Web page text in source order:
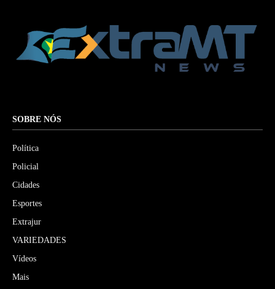
SOBRE NÓS
Política
Policial
Cidades
Esportes
Extrajur
VARIEDADES
Vídeos
Mais